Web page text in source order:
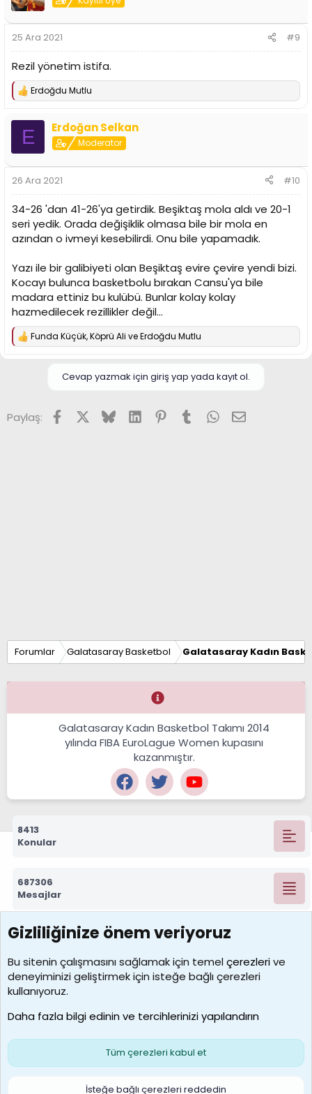
25 Ara 2021 #9
Rezil yönetim istifa.
T
p
l
:
Erdoğdu Mutlu
E Erdoğan Selkan
Moderator
26 Ara 2021 #10
34-26 'dan 41-26'ya getirdik. Beşiktaş mola aldı ve 20-1
seri yedik. Orada değişiklik olmasa bile bir mola en
azından o ivmeyi kesebilirdi. Onu bile yapamadık.
Yazı ile bir galibiyeti olan Beşiktaş evire çevire yendi bizi.
Kocayı bulunca basketbolu bırakan Cansu'ya bile
madara ettiniz bu kulübü. Bunlar kolay kolay
hazmedilecek rezillikler değil...
T
r
Funda Küçük,Köprü Ali veErdoğdu Mutlu
Cevap yazmak için giriş yap yada kayıt ol.
Paylaş: FacebookX (Twitter)
BlueskyLinkedInPinterest
TumblrWhatsApp
E-posta
Forumlar Galatasaray Basketbol Galatasaray Kadın
Galatasaray Kadın Basketbol Takımı 2014
yılında FIBA EuroLague Women kupasını
kazanmıştır.
8413
Konular
687306
Mesajlar
7390
Kullanıcılar
MosesBrownHayranı
Son üye
Çerezler
S
Gizliliğinize önem veriyoruz
Bu sitenin çalışmasını sağlamak için temelçerezlerive
deneyiminizi geliştirmek için isteğe bağlı çerezleri
kullanıyoruz.
Daha fazla bilgi edinin ve tercihlerinizi yapılandırın
Tüm çerezleri kabul et
İsteğe bağlı çerezleri reddedin